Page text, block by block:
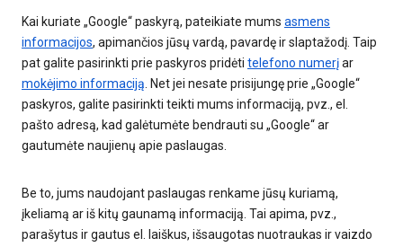
Kai kuriate „Google“ paskyrą, pateikiate mums asmens
informacijos, apimančios jūsų vardą, pavardę ir slaptažodį. Taip
pat galite pasirinkti prie paskyros pridėti telefono numerįar
mokėjimo informaciją. Net jei nesate prisijungę prie „Google“
paskyros, galite pasirinkti teikti mums informaciją, pvz., el.
pašto adresą, kad galėtumėte bendrauti su „Google“ ar
gautumėte naujienų apie paslaugas.
Be to, jums naudojant paslaugas renkame jūsų kuriamą,
įkeliamą ar iš kitų gaunamą informaciją. Tai apima, pvz.,
parašytus ir gautus el. laiškus, išsaugotas nuotraukas ir vaizdo